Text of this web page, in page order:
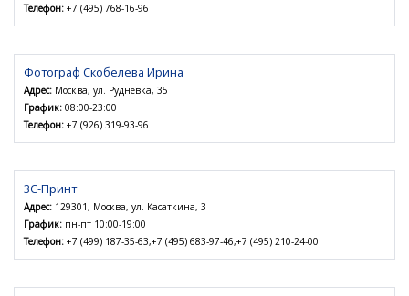
Телефон: +7 (495) 768-16-96
Фотограф Скобелева Ирина
Адрес: Москва, ул. Рудневка, 35
График: 08:00-23:00
Телефон: +7 (926) 319-93-96
3С-Принт
Адрес: 129301, Москва, ул. Касаткина, 3
График: пн-пт 10:00-19:00
Телефон: +7 (499) 187-35-63,+7 (495) 683-97-46,+7 (495) 210-24-00